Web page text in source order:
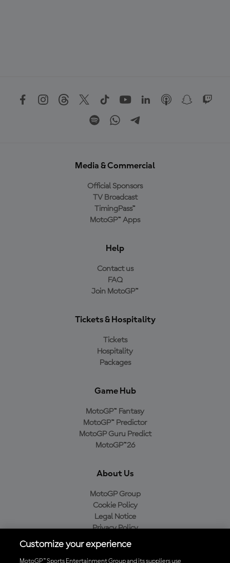
Media & Commercial
Official Sponsors
TV Broadcast
TimingPass™
MotoGP™ Apps
Help
Contact us
FAQ
Join MotoGP™
Tickets & Hospitality
Tickets
Hospitality
Packages
Game Hub
MotoGP™ Fantasy
MotoGP™ Predictor
MotoGP Guru Predict
MotoGP™26
About Us
MotoGP Group
Cookie Policy
Legal Notice
Privacy Policy
Purchase Policy
Customize your experience
MotoGP™ Sports Entertainment Group and its suppliers use